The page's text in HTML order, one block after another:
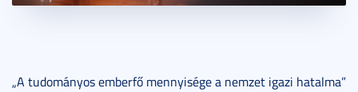
„A tudományos emberfő mennyisége a nemzet igazi hatalma”